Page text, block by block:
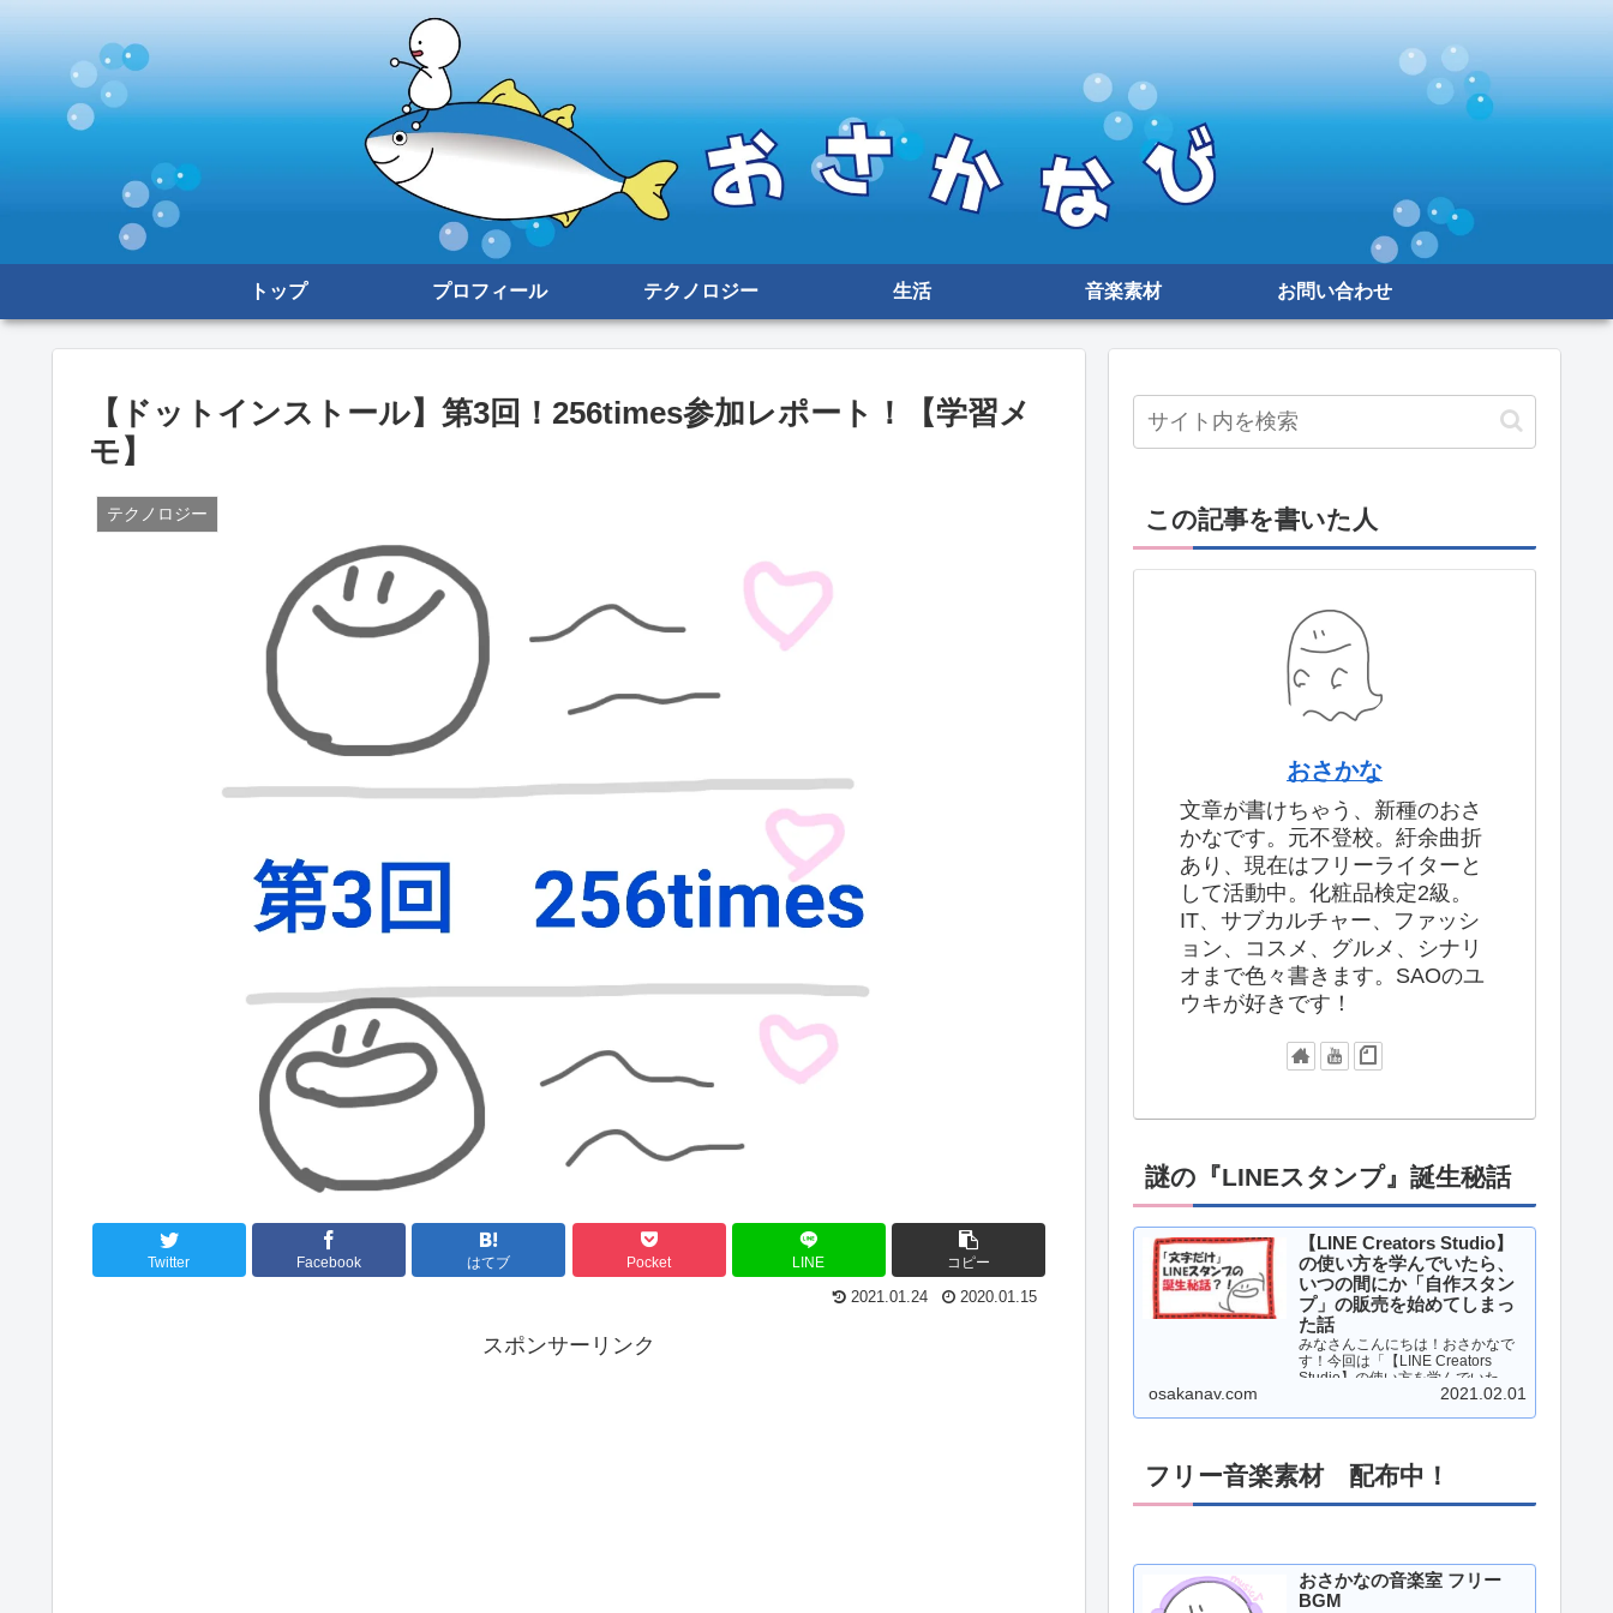
トップ プロフィール テクノロジー 生活 音楽素材 お問い合わせ
【ドットインストール】第3回！256times参加レポート！【学習メ
モ】
テクノロジー
Twitter Facebook はてブ Pocket LINE コピー
2021.01.24 2020.01.15
スポンサーリンク
この記事を書いた人
おさかな
文章が書けちゃう、新種のおさ
かなです。元不登校。紆余曲折
あり、現在はフリーライターと
して活動中。化粧品検定2級。
IT、サブカルチャー、ファッシ
ョン、コスメ、グルメ、シナリ
オまで色々書きます。SAOのユ
ウキが好きです！
謎の『LINEスタンプ』誕生秘話
【LINE Creators Studio】
の使い方を学んでいたら、
いつの間にか「自作スタン
プ」の販売を始めてしまっ
た話
みなさんこんにちは！おさかなで
す！今回は「【LINE Creators
Studio】の使い方を学んでいた
ら、いつの間にか「自作スタン
osakanav.com 2021.02.01
フリー音楽素材 配布中！
おさかなの音楽室 フリー
BGM